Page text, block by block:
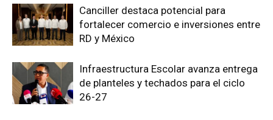
Canciller destaca potencial para
fortalecer comercio e inversiones entre
RD y México
Infraestructura Escolar avanza entrega
de planteles y techados para el ciclo
26-27